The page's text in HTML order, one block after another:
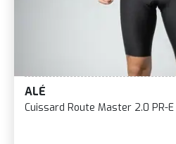
ALÉ
Cuissard Route Master 2.0 PR-E